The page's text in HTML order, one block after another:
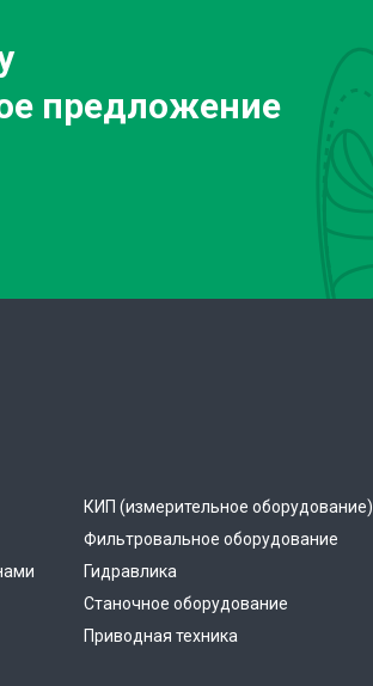
предложение
КИП (измерительное оборудование)
Фильтровальное оборудование
Гидравлика
Станочное оборудование
Приводная техника